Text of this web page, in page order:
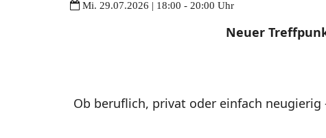
Mi. 29.07.2026 | 18:00 - 20:00 Uhr
Neuer
Ob beruflich, privat oder einfach